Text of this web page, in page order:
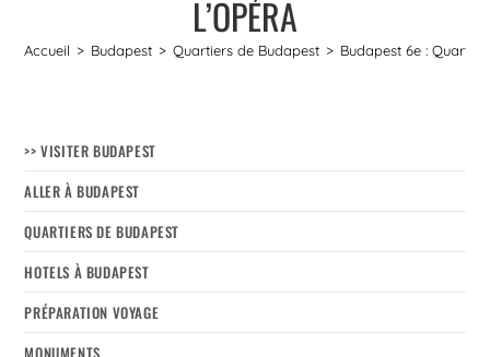
L’OPÉRA
Accueil > Budapest > Quartiers de Budapest > Budapest 6e :
>> VISITER BUDAPEST
ALLER À BUDAPEST
QUARTIERS DE BUDAPEST
HOTELS À BUDAPEST
PRÉPARATION VOYAGE
MONUMENTS